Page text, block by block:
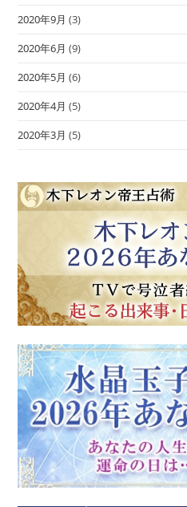
2020年9月 (3)
2020年6月 (9)
2020年5月 (6)
2020年4月 (5)
2020年3月 (5)